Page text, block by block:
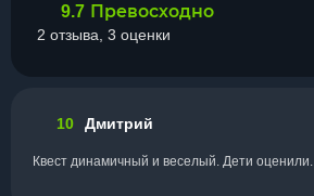
9.7 Превосходно
2 отзыва, 3 оценки
10 Дмитрий
Квест динамичный и веселый. Дети оценили.